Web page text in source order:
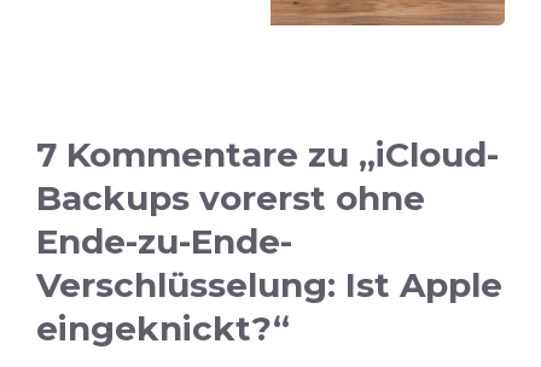
7 Kommentare zu „iCloud-
Backups vorerst ohne
Ende-zu-Ende-
Verschlüsselung: Ist Apple
eingeknickt?“